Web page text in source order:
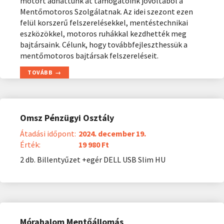
Mentőmotoros Szolgálatnak. Az idei szezont ezen
felül korszerű felszerelésekkel, mentéstechnikai
eszközökkel, motoros ruhákkal kezdhették meg
bajtársaink. Célunk, hogy továbbfejleszthessük a
mentőmotoros bajtársak felszereléseit.
TOVÁBB
Omsz Pénzügyi Osztály
Átadási időpont: 2024. december 19.
Érték:
19 980 Ft
2 db. Billentyűzet +egér DELL USB Slim HU
Mórahalom Mentőállomás